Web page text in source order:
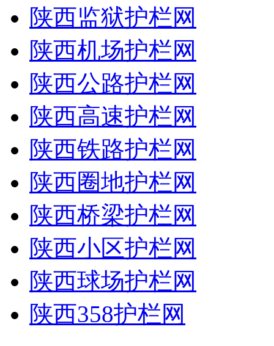
陕西监狱护栏网
陕西机场护栏网
陕西公路护栏网
陕西高速护栏网
陕西铁路护栏网
陕西圈地护栏网
陕西桥梁护栏网
陕西小区护栏网
陕西球场护栏网
陕西358护栏网